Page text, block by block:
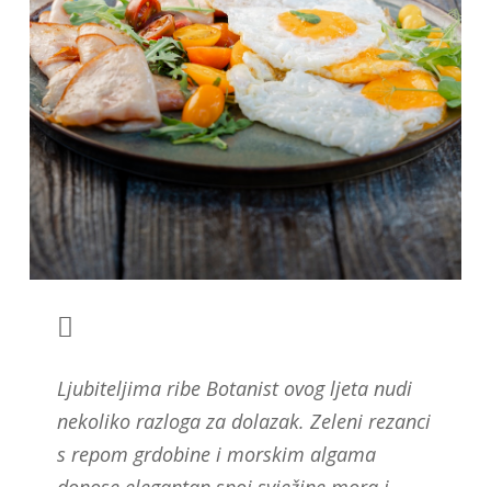
Ljubiteljima ribe Botanist ovog ljeta nudi
nekoliko razloga za dolazak. Zeleni rezanci
s repom grdobine i morskim algama